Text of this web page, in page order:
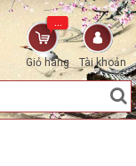
Tài khoản
Giỏ hàng
...